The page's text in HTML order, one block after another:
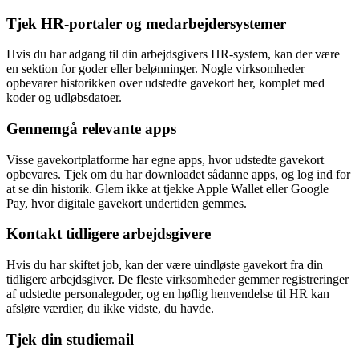
Tjek HR-portaler og medarbejdersystemer
Hvis du har adgang til din arbejdsgivers HR-system, kan der være
en sektion for goder eller belønninger. Nogle virksomheder
opbevarer historikken over udstedte gavekort her, komplet med
koder og udløbsdatoer.
Gennemgå relevante apps
Visse gavekortplatforme har egne apps, hvor udstedte gavekort
opbevares. Tjek om du har downloadet sådanne apps, og log ind for
at se din historik. Glem ikke at tjekke Apple Wallet eller Google
Pay, hvor digitale gavekort undertiden gemmes.
Kontakt tidligere arbejdsgivere
Hvis du har skiftet job, kan der være uindløste gavekort fra din
tidligere arbejdsgiver. De fleste virksomheder gemmer registreringer
af udstedte personalegoder, og en høflig henvendelse til HR kan
afsløre værdier, du ikke vidste, du havde.
Tjek din studiemail